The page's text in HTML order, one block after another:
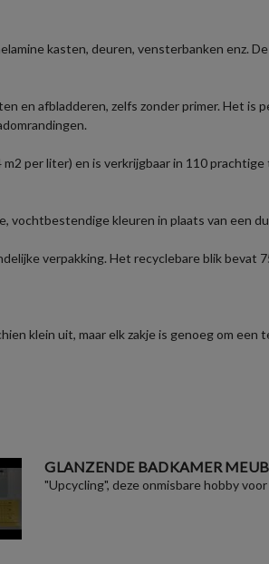
kasten, deuren, vensterbanken enz.
en afbladderen, zelfs zonder primer. Het is
per liter) en is verkrijgbaar in 110
vochtbestendige kleuren in plaats van een
verpakking. Het recyclebare blik bevat
klein uit, maar elk zakje is genoeg om een
GLANZENDE BADKAMER
"Upcycling", deze onmisbare hobby